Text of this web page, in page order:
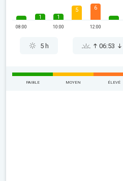
08:00
1 1
10:00
5 6
12:00
5 h 06:53
FAIBLE MOYEN ÉLEVÉ